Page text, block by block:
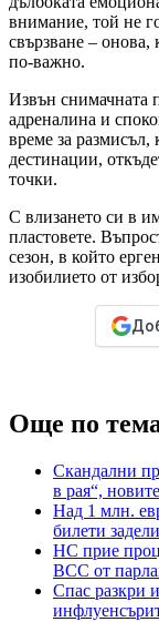
внимание, той не
свързване – онова,
по-важно.
Извън снимачната
адреналина и
време за размисъл,
дестинации,
точки.
С влизането си в
пластовете.
сезон, в който
изобилието от
Още по
Скандални
в рая“,
Над 1 млн.
билети
НС прие
ВСС от
Спас разкри